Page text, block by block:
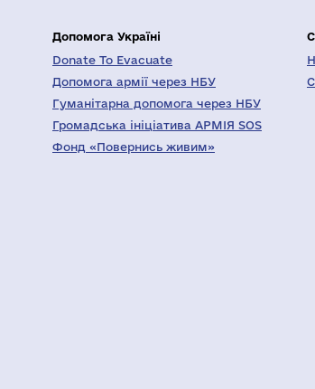
Допомога Україні
Donate To Evacuate
Допомога армії через НБУ
Гуманітарна допомога через НБУ
Громадська ініціатива АРМІЯ SOS
Фонд «Повернись живим»